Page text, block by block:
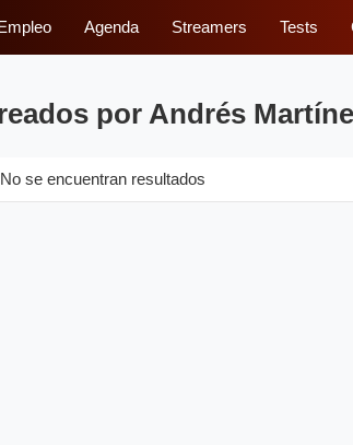
Empleo Agenda Streamers Tests
por Andrés
No se encuentran resultados